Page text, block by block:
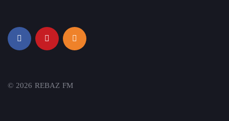
© 2026 REBAZ FM